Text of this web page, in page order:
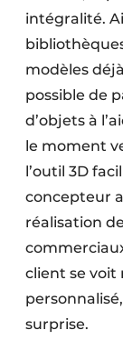
intégralité.
modèles
possible de
d’objets à
le moment
l’outil 3D
concepteur
réalisation
client se
surprise.